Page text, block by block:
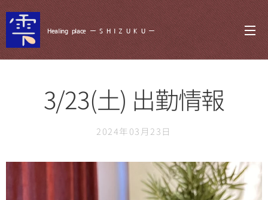
Healingplace ー SH I Z U K U ー
3/23(土) 出勤情報
2024年03月23日